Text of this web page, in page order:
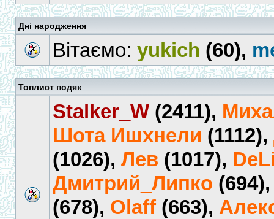
Дні народження
Вітаємо: yukich (60),
Топлист подяк
Stalker_W (2411),
Шота Ишхнели (1112),
(1026), Лев (1017),
Дмитрий_Липко
(678), Olaff (663),